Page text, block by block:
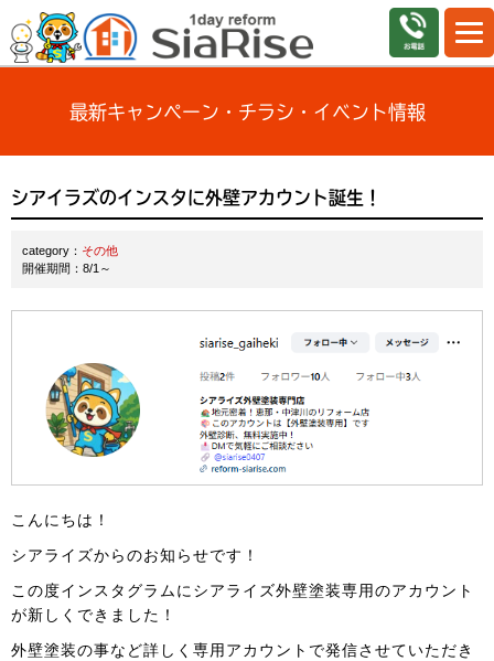
最新キャンペーン・チラシ・イベント情報
シアイラズのインスタに外壁アカウント誕生！
category： その他
開催期間：8/1～
こんにちは！
シアライズからのお知らせです！
この度インスタグラムにシアライズ外壁塗装専用のアカウント
が新しくできました！
外壁塗装の事など詳しく専用アカウントで発信させていただき